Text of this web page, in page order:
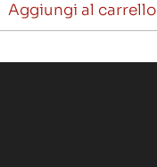
Aggiungi al carrello